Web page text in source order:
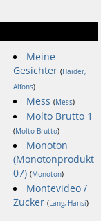
Meine
Gesichter (Haider,
Alfons)
Mess (Mess)
Molto Brutto 1
(Molto Brutto)
Monoton
(Monotonprodukt
07) (Monoton)
Montevideo /
Zucker (Lang, Hansi)